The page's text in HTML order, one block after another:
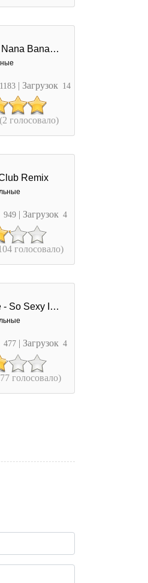
Netta - Nana Banana (Amice Remix)
1183 | Загрузок 14
голосовало)
Remix
949 | Загрузок 4
голосовало)
Sophie - So Sexy In The Club (Remix)
477 | Загрузок 4
голосовало)